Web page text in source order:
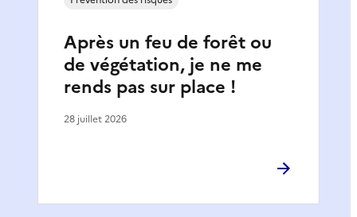
Après un feu de forêt ou
de végétation, je ne me
rends pas sur place !
28 juillet 2026